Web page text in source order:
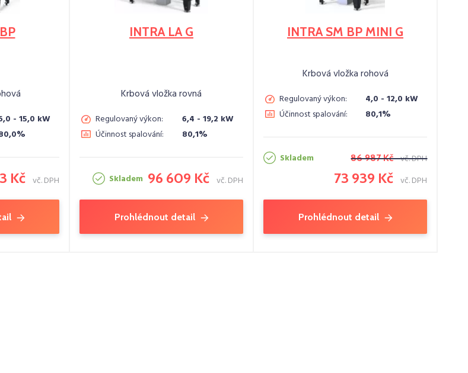
- 15,0 kW
Kč vč. DPH
INTRA LA G
Krbová vložka rovná
Regulovaný výkon:
6,4 - 19,2 kW
Účinnost spalování:
80,1%
Skladem 96 609 Kč vč. DPH
Prohlédnout detail
INTRA SM BP MINI G
Krbová vložka rohová
Regulovaný výkon:
4,0 - 12,0 kW
Účinnost spalování:
80,1%
Skladem 86 987 Kč vč. DPH
73 939 Kč vč. DPH
Prohlédnout detail